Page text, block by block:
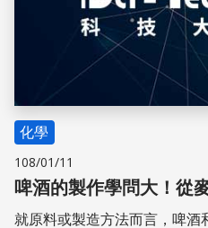
化學
108/01/11
啤酒的製作學問大！從
就原料或製造方法而言，啤酒